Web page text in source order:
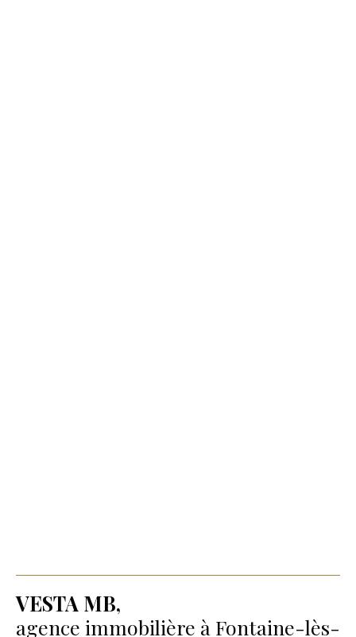
VESTA MB,
agence immobilière à Fontaine-lès-